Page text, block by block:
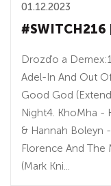
01.12.2023
#SWITCH216
Drozďo a
Adel-In And Out
Good God
Night4. KhoMha -
& Hannah Boleyn
Florence And The
(Mark Kni...